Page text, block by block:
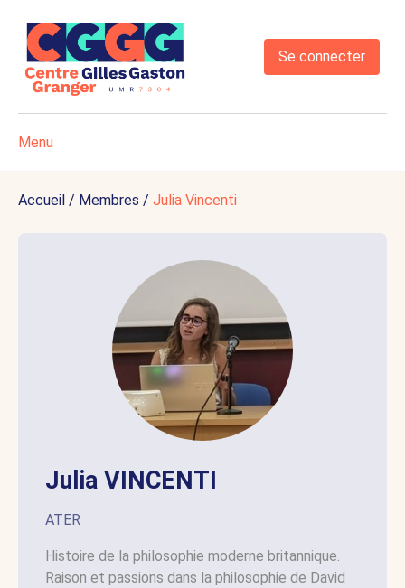
Se connecter
Menu
Accueil / Membres / Julia Vincenti
Julia VINCENTI
ATER
Histoire de la philosophie moderne britannique.
Raison et passions dans la philosophie de David